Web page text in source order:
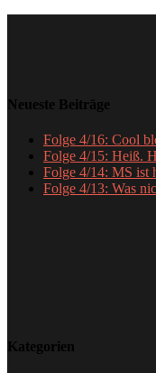
Neueste Beiträge
Folge 4/16: Cool
Folge 4/15: Heiß.
Folge 4/14: MS ist
Folge 4/13: Was
Kategorien